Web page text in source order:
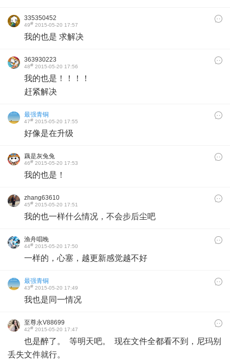
335350452
49# 2015-05-20 17:57
我的也是 求解决
363930223
48# 2015-05-20 17:56
我的也是！！！！
赶紧解决
最强青铜
47# 2015-05-20 17:55
好像是在升级
藕是灰兔兔
46# 2015-05-20 17:53
我的也是！
zhang63610
45# 2015-05-20 17:51
我的也一样什么情况，不会步后尘吧
渔舟唱晚
44# 2015-05-20 17:50
一样的，心塞，越更新感觉越不好
最强青铜
43# 2015-05-20 17:49
我也是同一情况
至尊永V88699
42# 2015-05-20 17:47
也是醉了。 等明天吧。 现在文件全都看不到，尼玛别
丢失文件就行。